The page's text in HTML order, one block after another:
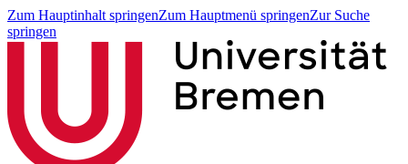
Zum Hauptinhalt springenZum Hauptmenü springenZur Suche
springen